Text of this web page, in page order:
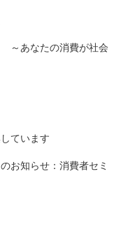
あなたの消費が社会
ています
お知らせ：消費者セミ